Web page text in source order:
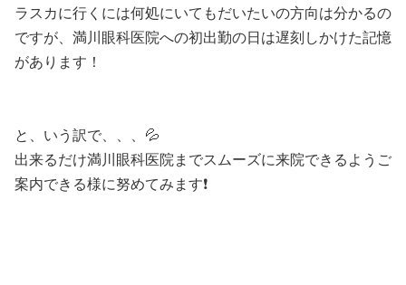
ラスカに行くには何処にいてもだいたいの方向は分かるの
ですが、満川眼科医院への初出勤の日は遅刻しかけた記憶
があります！
と、いう訳で、、、💦
出来るだけ満川眼科医院までスムーズに来院できるようご
案内できる様に努めてみます❗️